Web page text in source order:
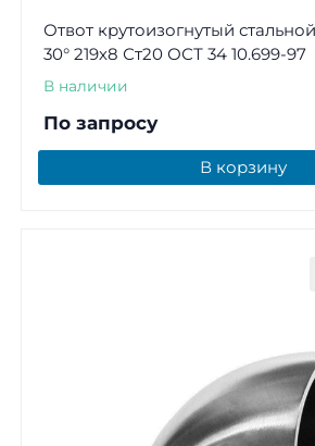
Отвот крутоизогнутый
30° 219х8 Ст20 ОСТ 34 10.699-97
В наличии
По запросу
В корзину